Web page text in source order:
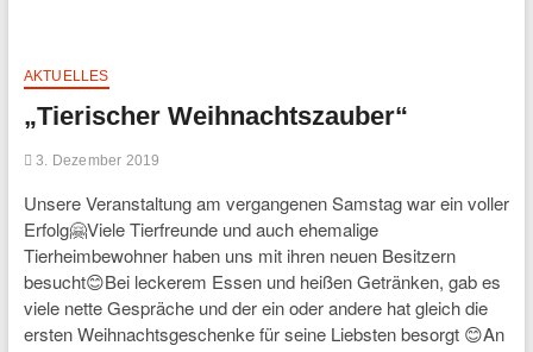
AKTUELLES
„Tierischer Weihnachtszauber“
3. Dezember 2019
Unsere Veranstaltung am vergangenen Samstag war ein voller
Erfolg🤗Viele Tierfreunde und auch ehemalige
Tierheimbewohner haben uns mit ihren neuen Besitzern
besucht😊Bei leckerem Essen und heißen Getränken, gab es
viele nette Gespräche und der ein oder andere hat gleich die
ersten Weihnachtsgeschenke für seine Liebsten besorgt 😊An